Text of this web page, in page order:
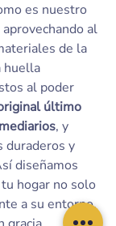
es nuestro
al
de la
huella
al poder
último
, y
duraderos y
diseñamos
hogar no solo
a su entorno,